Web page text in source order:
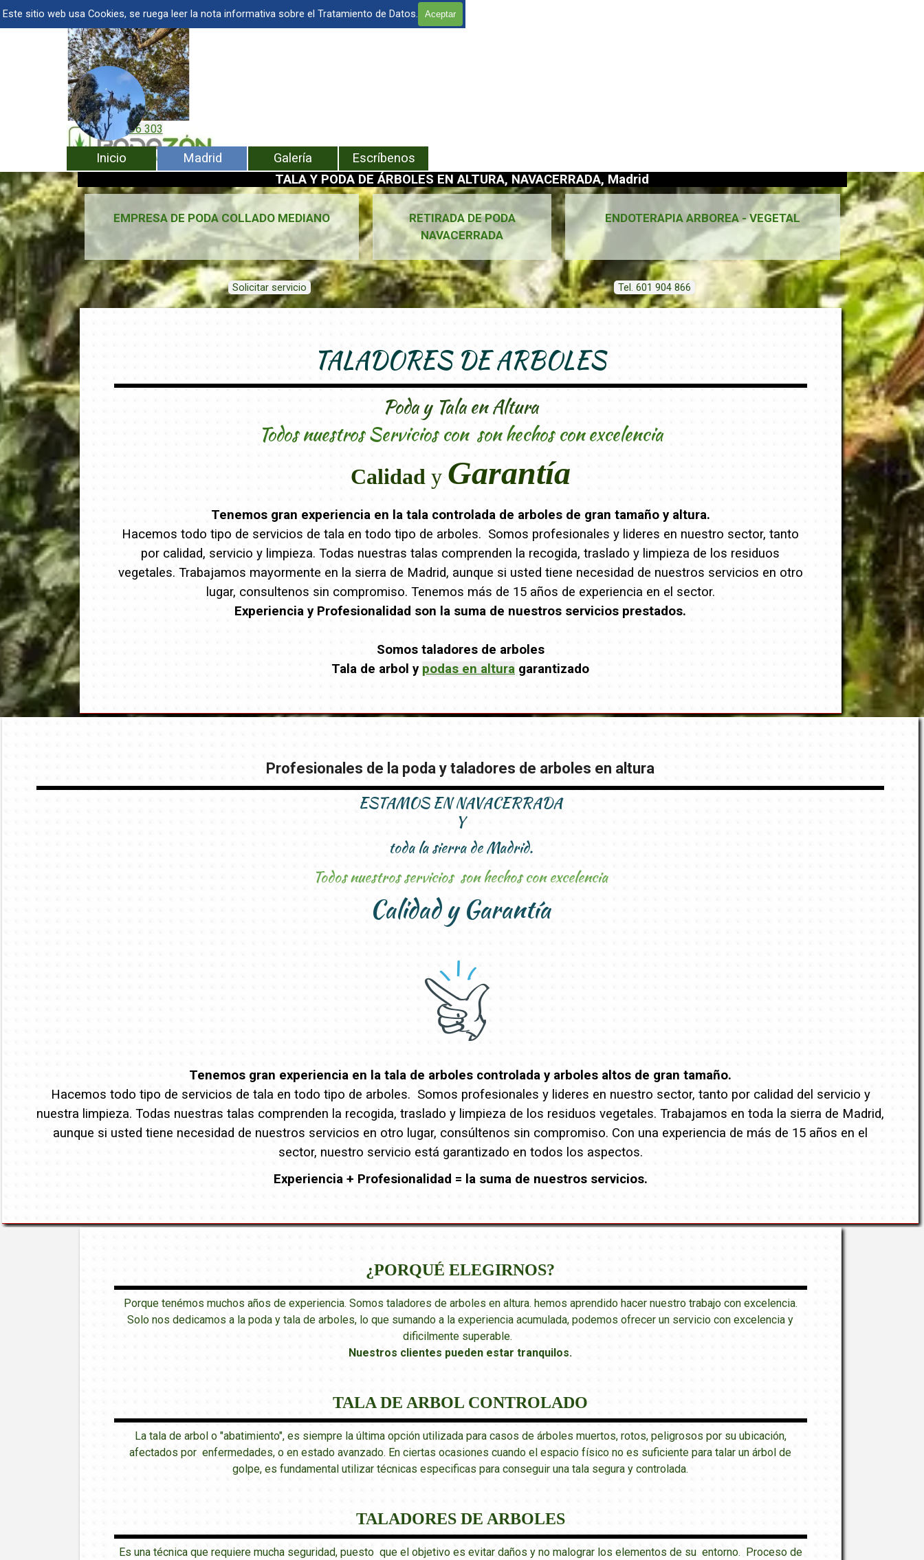
Este sitio web usa Cookies, se ruega leer la nota informativa sobre el Tratamiento de Datos. Aceptar
TALA Y PODA DE ÁRBOLES EN MADRID
Barcelona
601 996 303
MADRID
601 904 866
Saltar menú
Inicio Madrid ▼
Galería
Escríbenos
TALA Y PODA DE ÁRBOLES EN ALTURA, NAVACERRADA, Madrid
EMPRESA DE PODA COLLADO MEDIANO ENDOTERAPIA ARBOREA - VEGETAL
RETIRADA DE PODA
NAVACERRADA
Tel. 601 904 866
Solicitar servicio
TALADORES DE ARBOLES
Poda y Tala en Altura
Todos nuestros Servicios con son hechos con excelencia
Calidad y Garantía
Tenemos gran experiencia en la tala controlada de arboles de gran tamaño y altura.
Hacemos todo tipo de servicios de tala en todo tipo de arboles. Somos profesionales y lideres en nuestro sector, tanto
por calidad, servicio y limpieza. Todas nuestras talas comprenden la recogida, traslado y limpieza de los residuos
vegetales. Trabajamos mayormente en la sierra de Madrid, aunque si usted tiene necesidad de nuestros servicios en otro
lugar, consultenos sin compromiso. Tenemos más de 15 años de experiencia en el sector.
Experiencia y Profesionalidad son la suma de nuestros servicios prestados.
Somos taladores de arboles
Tala de arbol y podas en altura garantizado
Profesionales de la poda y taladores de arboles en altura
ESTAMOS EN NAVACERRADA
Y
toda la sierra de Madrid.
Todos nuestros servicios son hechos con excelencia
Calidad y Garantía
Tenemos gran experiencia en la tala de arboles controlada y arboles altos de gran tamaño.
Hacemos todo tipo de servicios de tala en todo tipo de arboles. Somos profesionales y lideres en nuestro sector, tanto por calidad del servicio y
nuestra limpieza. Todas nuestras talas comprenden la recogida, traslado y limpieza de los residuos vegetales. Trabajamos en toda la sierra de Madrid,
aunque si usted tiene necesidad de nuestros servicios en otro lugar, consúltenos sin compromiso. Con una experiencia de más de 15 años en el
sector, nuestro servicio está garantizado en todos los aspectos.
Experiencia + Profesionalidad = la suma de nuestros servicios.
¿PORQUÉ ELEGIRNOS?
Porque tenémos muchos años de experiencia. Somos taladores de arboles en altura. hemos aprendido hacer nuestro trabajo con excelencia.
Solo nos dedicamos a la poda y tala de arboles, lo que sumando a la experiencia acumulada, podemos ofrecer un servicio con excelencia y
dificilmente superable.
Nuestros clientes pueden estar tranquilos.
TALA DE ARBOL CONTROLADO
La tala de arbol o "abatimiento", es siempre la última opción utilizada para casos de árboles muertos, rotos, peligrosos por su ubicación,
afectados por enfermedades, o en estado avanzado. En ciertas ocasiones cuando el espacio físico no es suficiente para talar un árbol de
golpe, es fundamental utilizar técnicas especificas para conseguir una tala segura y controlada.
TALADORES DE ARBOLES
Es una técnica que requiere mucha seguridad, puesto que el objetivo es evitar daños y no malograr los elementos de su entorno. Proceso de